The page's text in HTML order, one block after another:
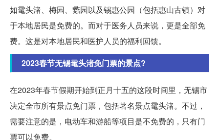
如鼋头渚、梅园、蠡园以及锡惠公园（包括惠山古镇）对
于本地居民是免费的。而对于医务人员来说，更是全部免
费。这是对本地居民和医护人员的福利回馈。
2023春节无锡鼋头渚免门票的景点?
在2023年春节假期开始到正月十五的这段时间里，无锡市
决定全市所有景点免门票，包括著名景点鼋头渚。不过，
需要注意的是，电动车和游船等项目是不免费的，只有门
票可以免费。